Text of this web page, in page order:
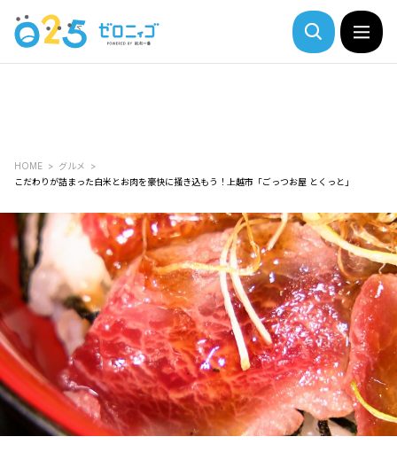
HOME
グルメ
こだわりが詰まった白米とお肉を豪快に掻き込もう！上越市「ごっつお屋 とくっと」